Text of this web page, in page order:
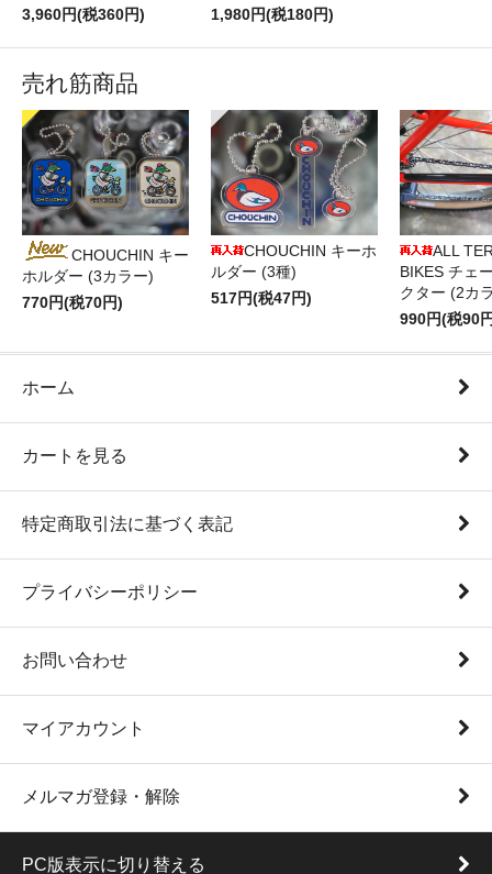
3,960円(税360円)
1,980円(税180円)
売れ筋商品
CHOUCHIN キー
ホルダー (3カラー)
770円(税70円)
CHOUCHIN キーホ
ルダー (3種)
517円(税47円)
ALL
BIKES チェ
クター (2カ
990円(税90
ホーム
カートを見る
特定商取引法に基づく表記
プライバシーポリシー
お問い合わせ
マイアカウント
メルマガ登録・解除
PC版表示に切り替える